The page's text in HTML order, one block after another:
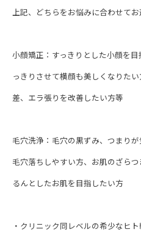
上記、どちらをお悩みに合わせてお
小顔矯正：すっきりとした小顔を
っきりさせて横顔も美しくなりた
差、エラ張りを改善したい方等
毛穴洗浄：毛穴の黒ずみ、つまり
毛穴落ちしやすい方、お肌のざら
るんとしたお肌を目指したい方
・クリニック同レベルの希少なヒ